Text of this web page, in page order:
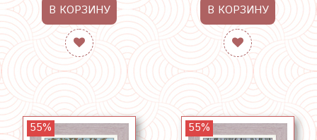
В КОРЗИНУ В КОРЗИНУ
55% 55%